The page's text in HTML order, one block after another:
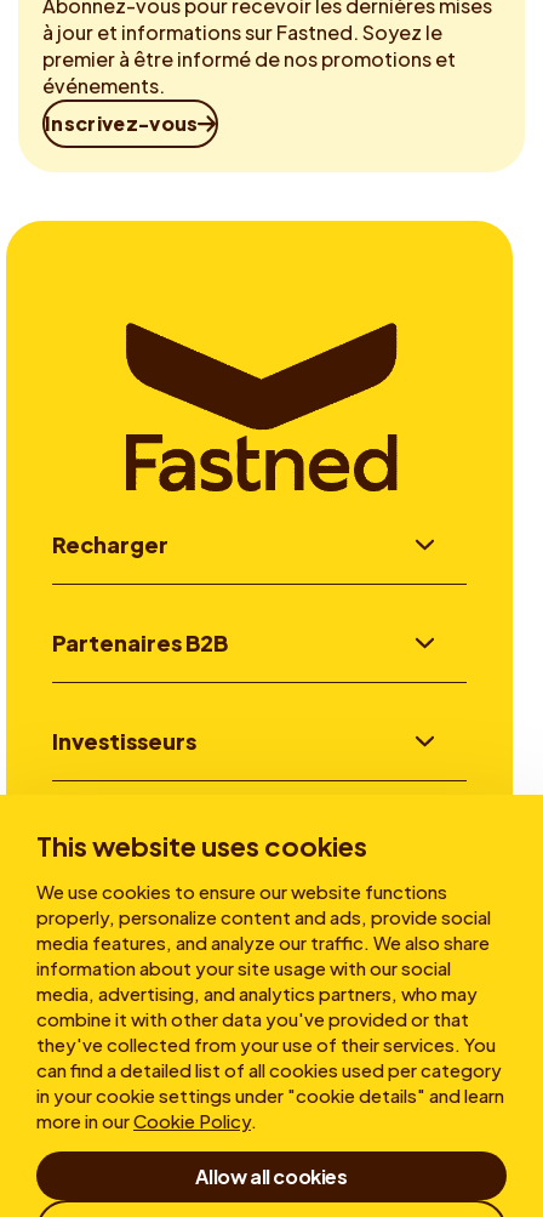
This website uses cookies
We use cookies to ensure our website functions
properly, personalize content and ads, provide social
media features, and analyze our traffic. We also share
information about your site usage with our social
media, advertising, and analytics partners, who may
combine it with other data you've provided or that
they've collected from your use of their services. You
can find a detailed list of all cookies used per category
in your cookie settings under "cookie details" and learn
more in ourCookie Policy.
Allow all cookies
Abonnez-vous pour recevoir les dernières mises
à jour et informations sur Fastned. Soyez le
premier à être informé de nos promotions et
événements.
Inscrivez-vous
Recharger
Partenaires B2B
Investisseurs
Aller plus loin
A propos
Conditions d’utilisation
Déclaration de confidentialité